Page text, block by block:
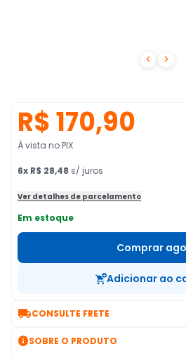
 
R$ 170,90
À vista no PIX
6x R$ 28,48 s/ juros
Ver detalhes de parcelamento
Em estoque
Comprar
Adicionar ao
CONSULTE FRETE
SOBRE O PRODUTO